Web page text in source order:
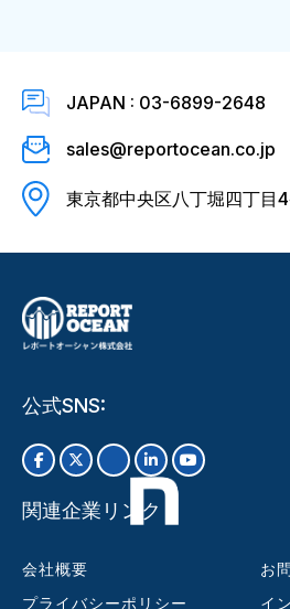
JAPAN : 03-6899-2648
sales@reportocean.co.jp
東京都中央区八丁堀四丁目
公式SNS:
関連企業リンク
会社概要
プライバシーポリシー
お
イ